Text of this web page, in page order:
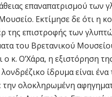
επαναπατρισμού των
Εκτίμησε δε ότι η
της επιστροφής των
του Βρετανικού
Ο’Χάρα, η εξιστόρηση
ίδρυμα είναι ένα
την ολοκληρωμένη